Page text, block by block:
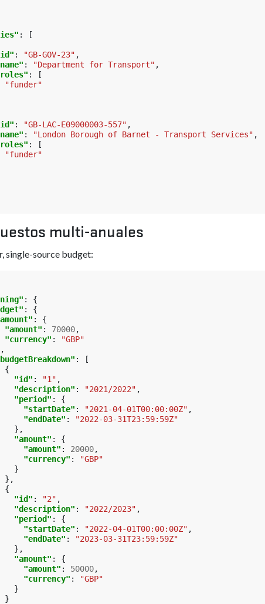
:
[
: "GB-GOV-23" ,
: "Department for Transport" ,
:
[
"funder"
: "GB-LAC-E09000003-557" ,
: "London Borough of Barnet - Transport Services" ,
:
[
"funder"
multi-anuales
single-source budget:
:
{
:
{
:
{
"amount" : 70000,
"currency" :
"GBP"
:
[
{
"id" : "1" ,
"description" : "2021/2022" ,
"period" :
{
"startDate" : "2021-04-01T00:00:00Z" ,
"endDate" :
"2022-03-31T23:59:59Z"
},
"amount" :
{
"amount" : 20000,
"currency" :
"GBP"
}
},
{
"id" : "2" ,
"description" : "2022/2023" ,
"period" :
{
"startDate" : "2022-04-01T00:00:00Z" ,
"endDate" :
"2023-03-31T23:59:59Z"
},
"amount" :
{
"amount" : 50000,
"currency" :
"GBP"
}
}